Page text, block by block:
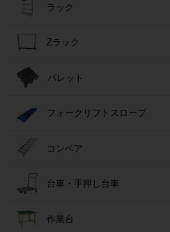
ラック
Zラック
パレット
フォークリフトスロープ
コンベア
台車・手押し台車
作業台